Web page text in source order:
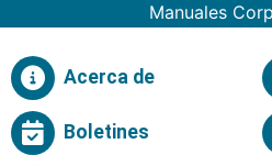
Manuales
Acerca de
Boletines